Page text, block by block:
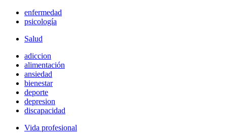
enfermedad
psicología
Salud
adiccion
alimentación
ansiedad
bienestar
deporte
depresion
discapacidad
Vida profesional